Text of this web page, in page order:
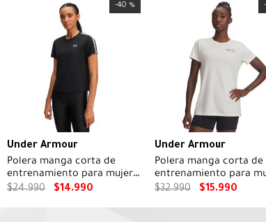
-40 %
Under Armour
Polera manga corta de
entrenamiento para mujer
Tech Wordmark Tape negro
$24.990 $14.990
-
Under Armour
Polera manga corta de
entrenamiento para
Project Rock café
$32.990 $15.990